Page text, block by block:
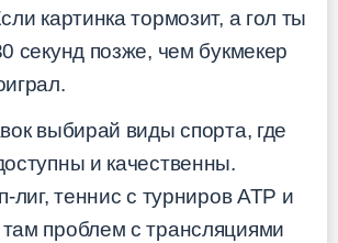
картинка тормозит, а гол ты
секунд позже, чем букмекер
выбирай виды спорта, где
и качественны.
лиг, теннис с турниров ATP и
проблем с трансляциями